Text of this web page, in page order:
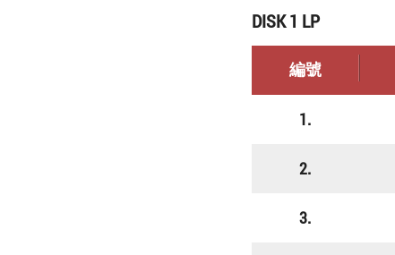
DISK 1 LP
編號
1.
2.
3.